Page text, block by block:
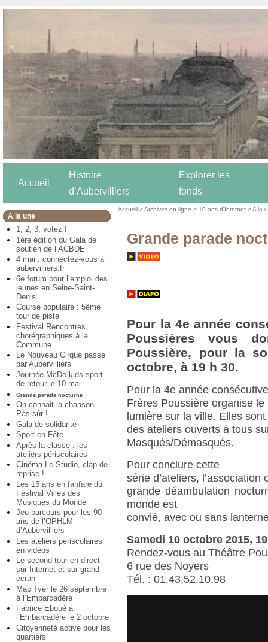
Accueil
Histoire
d’Aubervilliers
Explorer les
fonds
A la une
1, 2, 3, votez !
1ère édition du Gala de
soutien de l’ACBDE
4 mai : connectez-vous à
aubervilliers.fr
6e forum pour l’emploi des
jeunes en Seine-Saint-
Denis
Course populaire : 5ème
tour de piste
Festival Rencontres
chorégraphiques à la
Commune
Le Nouveau Cirque passe
par Aubervilliers
Journée McDo kids sport
de retour le 10 mai
Grande parade nocturne
On connait la chanson…
Pas sûr !
Gala de solidarité
Sport en Fête
Après la classe : les
ateliers périscolaires
Cinéma Le Studio, clap de
reprise !
Les 15 ans en fanfare du
Festival Villes des
Musiques du Monde
Jeu-parcours pour les 90
ans de l’OPHLM
d’Aubervilliers
Les ateliers périscolaires
en vidéos
Le second tour en direct
sur Internet et sur grand
écran
Mac Tyer le 26 septembre
à l’Embarcadère
Fabrice Eboué à
l’Embarcadère le 2 octobre
Citoyenneté active pour les
quartiers
Accueil >Archives en ligne > 10 ans d’Internet >A la
Grande parade
Pour la 4e année
Poussières vous
Poussière, pour la
octobre, à 19 h 30.
Pour la 4e année
Frères Poussière organise
lumière sur la ville. Elles
des ateliers ouverts à tous
Masqués/Démasqués.
Pour conclure cette
série d’ateliers, l’association
grande déambulation
monde est
convié, avec ou sans
Samedi 10 octobre 2015,
Rendez-vous au Théâtre
6 rue des Noyers
Tél. : 01.43.52.10.98